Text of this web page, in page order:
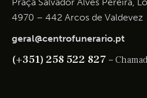
4970 – 442 Arcos de Valdevez
geral@centrofunerario.pt
(+351) 258 522 827 –